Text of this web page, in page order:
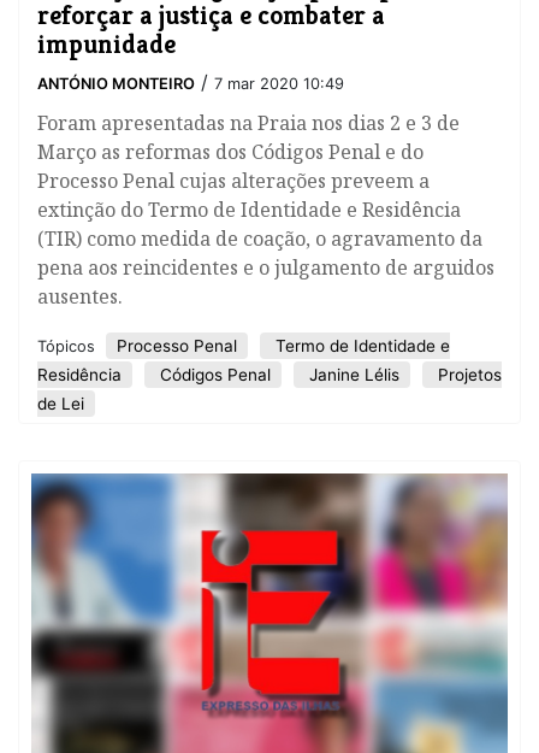
reforçar a justiça e combater a
impunidade
ANTÓNIO MONTEIRO / 7 mar 2020 10:49
Foram apresentadas na Praia nos dias 2 e 3 de
Março as reformas dos Códigos Penal e do
Processo Penal cujas alterações preveem a
extinção do Termo de Identidade e Residência
(TIR) como medida de coação, o agravamento da
pena aos reincidentes e o julgamento de arguidos
ausentes.
Tópicos Processo Penal
Termo de Identidade e
Residência
Códigos Penal Janine Lélis
Projetos
de Lei